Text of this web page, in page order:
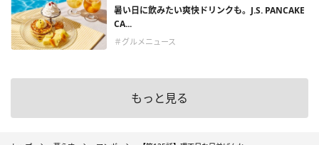
暑い日に飲みたい爽快ドリンクも。J.S. PANCAKE
CA...
＃グルメニュース
もっと見る